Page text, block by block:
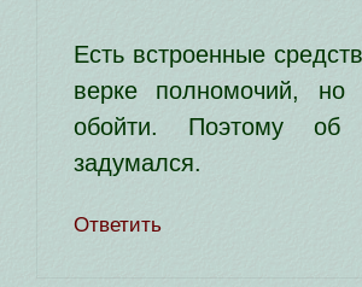
Есть встро­ен­ные
вер­ке пол­но­мо­чий, но
обой­ти. Поэтому
задумался.
Ответить